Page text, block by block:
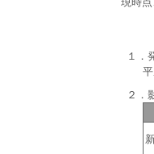
１．
２．